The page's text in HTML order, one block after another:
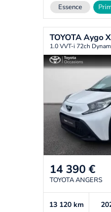
Essence
TOYOTAAygo X
1.0 VVT-i 72ch
14 390 €
TOYOTA ANGERS
13 120 km